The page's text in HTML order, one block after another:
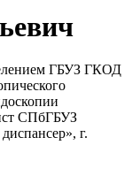
ГБУЗ ГКОД
СПбГБУЗ
г.